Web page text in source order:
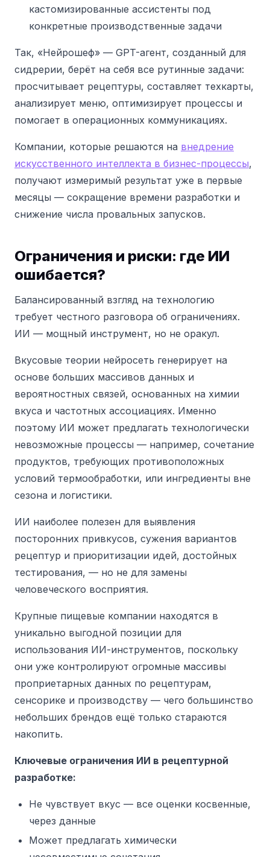
кастомизированные ассистенты под
конкретные производственные задачи
Так, «Нейрошеф» — GPT-агент, созданный для
сидрерии, берёт на себя все рутинные задачи:
просчитывает рецептуры, составляет техкарты,
анализирует меню, оптимизирует процессы и
помогает в операционных коммуникациях.
Компании, которые решаются на внедрение
искусственного интеллекта в бизнес-процессы,
получают измеримый результат уже в первые
месяцы — сокращение времени разработки и
снижение числа провальных запусков.
Ограничения и риски: где ИИ
ошибается?
Балансированный взгляд на технологию
требует честного разговора об ограничениях.
ИИ — мощный инструмент, но не оракул.
Вкусовые теории нейросеть генерирует на
основе больших массивов данных и
вероятностных связей, основанных на химии
вкуса и частотных ассоциациях. Именно
поэтому ИИ может предлагать технологически
невозможные процессы — например, сочетание
продуктов, требующих противоположных
условий термообработки, или ингредиенты вне
сезона и логистики.
ИИ наиболее полезен для выявления
посторонних привкусов, сужения вариантов
рецептур и приоритизации идей, достойных
тестирования, — но не для замены
человеческого восприятия.
Крупные пищевые компании находятся в
уникально выгодной позиции для
использования ИИ-инструментов, поскольку
они уже контролируют огромные массивы
проприетарных данных по рецептурам,
сенсорике и производству — чего большинство
небольших брендов ещё только стараются
накопить.
Ключевые ограничения ИИ в рецептурной
разработке:
Не чувствует вкус — все оценки косвенные,
через данные
Может предлагать химически